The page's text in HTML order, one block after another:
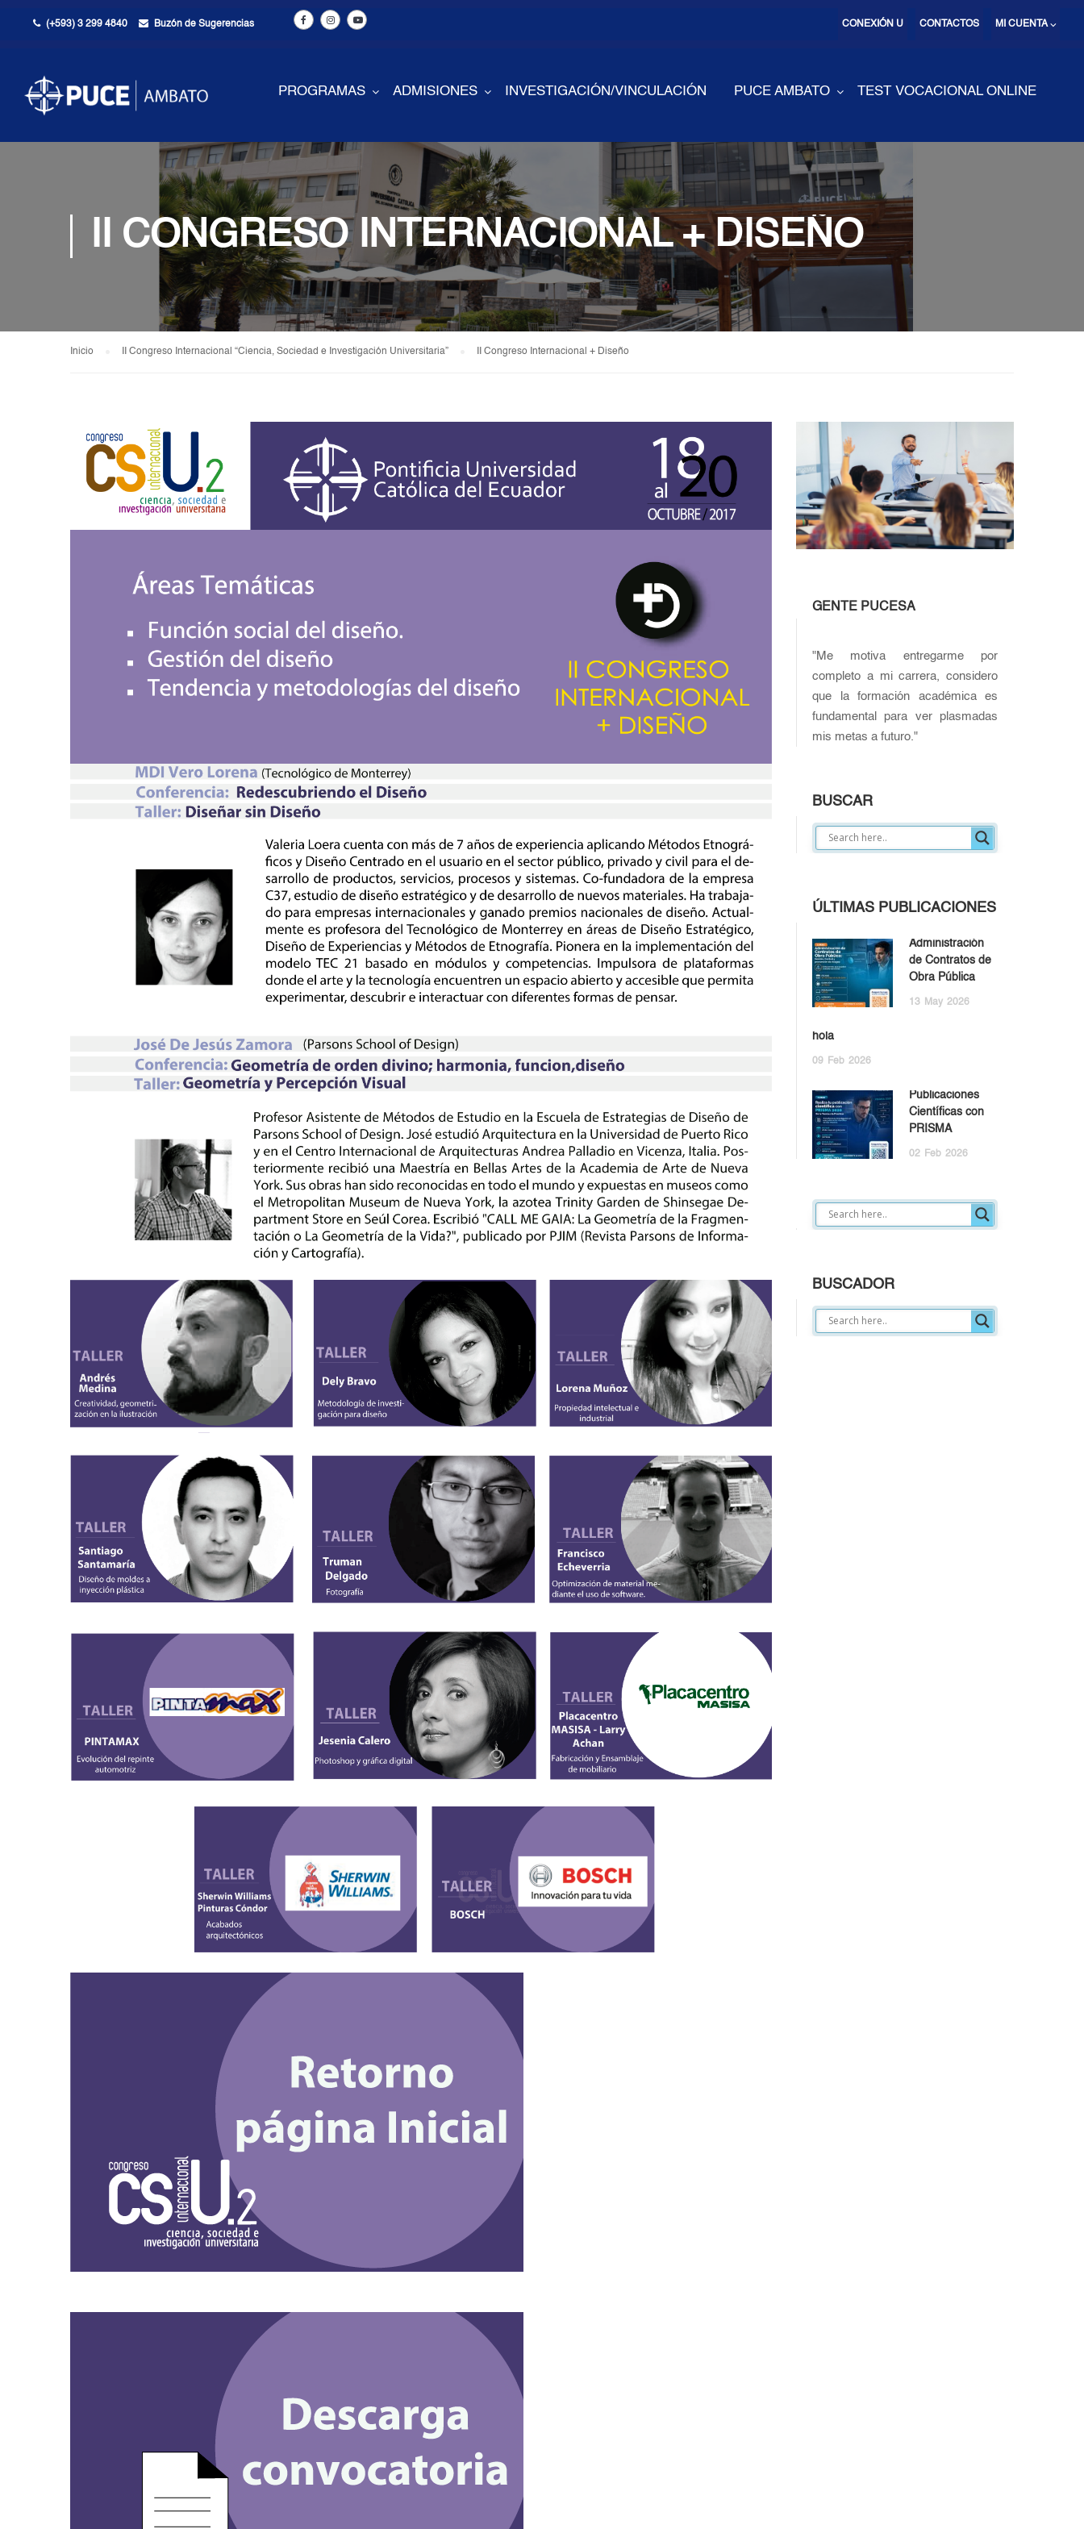
MI CUENTA ⌵
CONTACTOS
CONEXIÓN U
(+593) 3 299 4840 Buzón de Sugerencias
PROGRAMAS ADMISIONES INVESTIGACIÓN/VINCULACIÓN PUCE AMBATO TEST VOCACIONAL ONLINE
II CONGRESO INTERNACIONAL + DISEÑO
Inicio II Congreso Internacional “Ciencia, Sociedad e Investigación Universitaria” II Congreso Internacional + Diseño
GENTE PUCESA
"Me motiva entregarme por
completo a mi carrera, considero
que la formación académica es
fundamental para ver plasmadas
mis metas a futuro."
BUSCAR
ÚLTIMAS PUBLICACIONES
Administración
de Contratos de
Obra Pública
13 May 2026
hola
09 Feb 2026
Publicaciones
Científicas con
PRISMA
02 Feb 2026
BUSCADOR